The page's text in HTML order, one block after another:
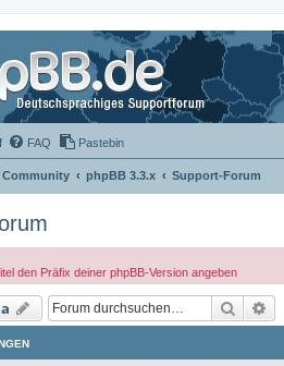
FAQ Pastebin
Community phpBB 3.3.x Support-Forum
den Präfix deiner phpBB-Version angeben
Suche